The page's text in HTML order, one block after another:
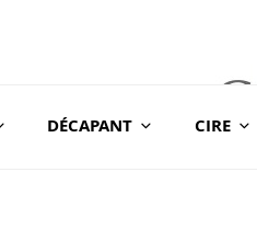
DÉCAPANT CIRE